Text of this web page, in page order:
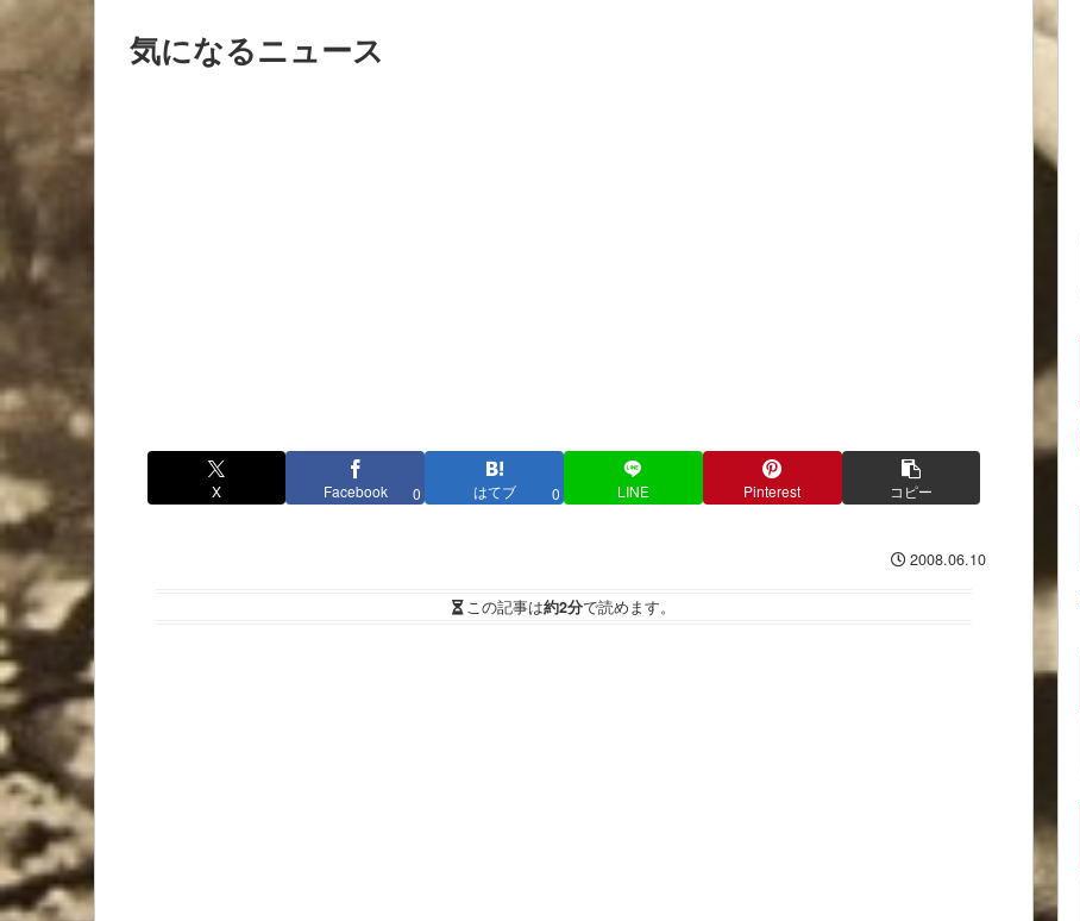
気になるニュース
X Facebook 0 はてブ 0 LINE Pinterest コピー
2008.06.10
この記事は約2分で読めます。